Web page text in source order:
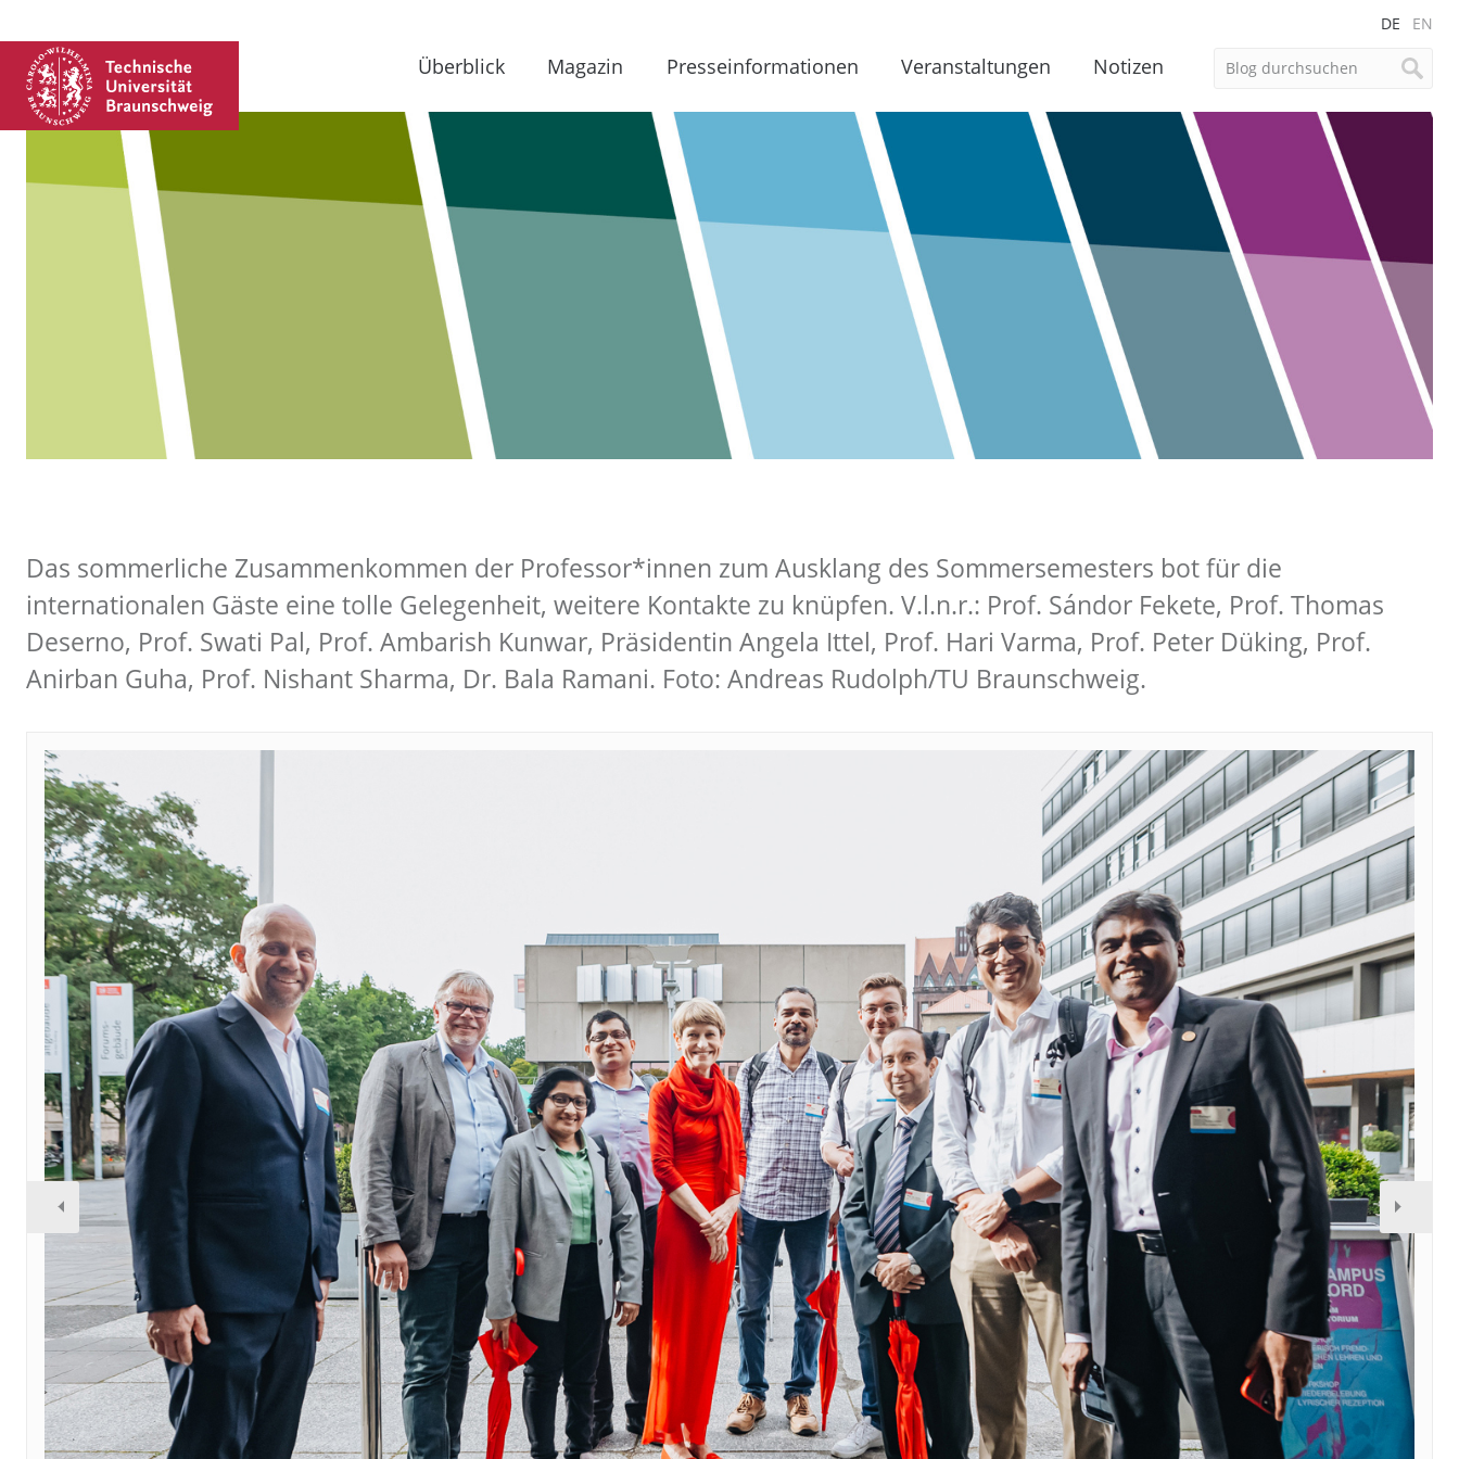
DE EN
Überblick Magazin Presseinformationen Veranstaltungen Notizen
Das sommerliche Zusammenkommen der Professor*innen zum Ausklang des Sommersemesters bot für die
internationalen Gäste eine tolle Gelegenheit, weitere Kontakte zu knüpfen. V.l.n.r.: Prof. Sándor Fekete, Prof. Thomas
Deserno, Prof. Swati Pal, Prof. Ambarish Kunwar, Präsidentin Angela Ittel, Prof. Hari Varma, Prof. Peter Düking, Prof.
Anirban Guha, Prof. Nishant Sharma, Dr. Bala Ramani. Foto: Andreas Rudolph/TU Braunschweig.